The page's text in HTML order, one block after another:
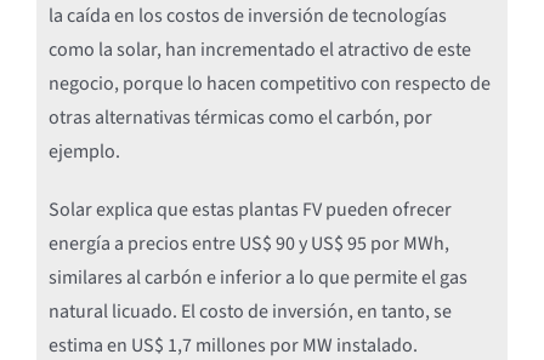
la caída en los costos de inversión de tecnologías
como la solar, han incrementado el atractivo de este
negocio, porque lo hacen competitivo con respecto de
otras alternativas térmicas como el carbón, por
ejemplo.
Solar explica que estas plantas FV pueden ofrecer
energía a precios entre US$ 90 y US$ 95 por MWh,
similares al carbón e inferior a lo que permite el gas
natural licuado. El costo de inversión, en tanto, se
estima en US$ 1,7 millones por MW instalado.